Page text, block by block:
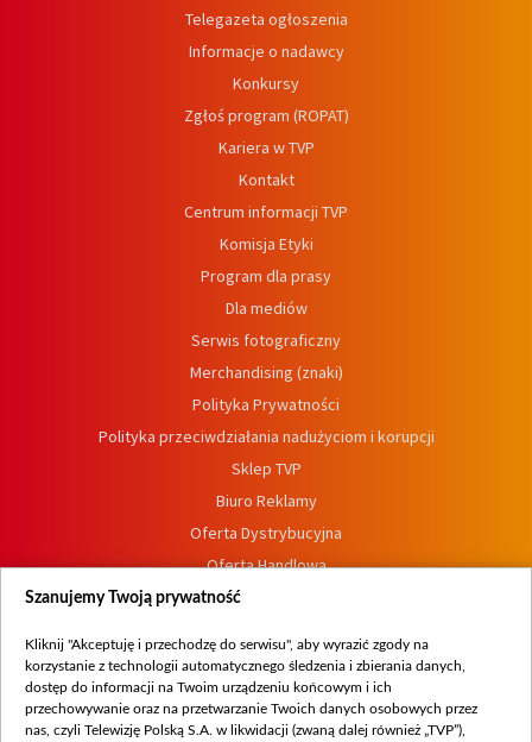
Telegazeta ogłoszenia
Informacje o nadawcy
Konkursy
Zgłoś program (ROPAT)
Kariera w TVP
Kontakt
Centrum informacji TVP
Komisja Etyki
Program dla prasy
Dla mediów
Serwis fotograficzny
Merchandising (znaki)
Polityka Prywatności
Polityka przeciwdziałania nadużyciom i korupcji
Sklep TVP
Biuro Reklamy
Oferta Dystrybucyjna
Oferta Handlowa
Dostępność
Procedura zgłoszeń wewnętrznych
Szanujemy Twoją prywatność
Kliknij "Akceptuję i przechodzę do serwisu", aby wyrazić zgody na
korzystanie z technologii automatycznego śledzenia i zbierania danych,
dostęp do informacji na Twoim urządzeniu końcowym i ich
przechowywanie oraz na przetwarzanie Twoich danych osobowych przez
nas, czyli Telewizję Polską S.A. w likwidacji (zwaną dalej również „TVP”),